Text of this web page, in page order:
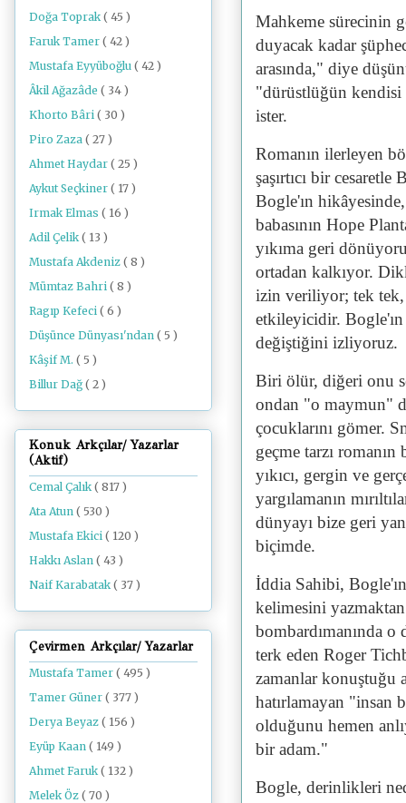
Mahkeme sürecinin
duyacak kadar
arasında," diye
"dürüstlüğün kendisi
ister.
Romanın ilerleyen
şaşırtıcı bir
Bogle'ın
babasının Hope
yıkıma geri
ortadan kalkıyor.
izin veriliyor; tek tek,
etkileyicidir.
değiştiğini izliyoruz.
Biri ölür, diğeri onu
ondan "o maymun"
çocuklarını gömer.
geçme tarzı romanın
yıkıcı, gergin ve
yargılamanın
dünyayı bize geri
biçimde.
İddia Sahibi,
kelimesini
bombardımanında o
terk eden Roger
zamanlar konuştuğu
hatırlamayan "insan
olduğunu hemen
bir adam."
Bogle, derinlikleri
Doğa Toprak ( 45 )
Faruk Tamer ( 42 )
Mustafa Eyyüboğlu ( 42 )
Âkil Ağazâde ( 34 )
Khorto Bâri ( 30 )
Piro Zaza ( 27 )
Ahmet Haydar ( 25 )
Aykut Seçkiner ( 17 )
Irmak Elmas ( 16 )
Adil Çelik ( 13 )
Mustafa Akdeniz ( 8 )
Mümtaz Bahri ( 8 )
Ragıp Kefeci ( 6 )
Düşünce Dünyası'ndan ( 5 )
Kâşif M. ( 5 )
Billur Dağ ( 2 )
Konuk Arkçılar/ Yazarlar
(Aktif)
Cemal Çalık( 817 )
Ata Atun ( 530 )
Mustafa Ekici ( 120 )
Hakkı Aslan ( 43 )
Naif Karabatak( 37 )
Çevirmen Arkçılar/ Yazarlar
Mustafa Tamer ( 495 )
Tamer Güner ( 377 )
Derya Beyaz ( 156 )
Eyüp Kaan ( 149 )
Ahmet Faruk ( 132 )
Melek Öz ( 70 )